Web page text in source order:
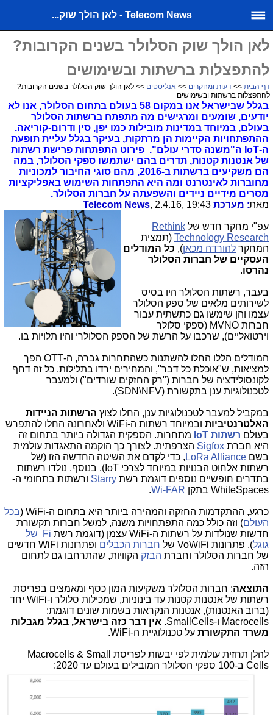
Telecom News - לאן הולך שוק...
לאן הולך שוק הסלולר בשנים הקרובות?
להתפצלות ברשתות ובשימושים
דף הבית >> דעות ומחקרים >> אנליסטים >> לאן הולך שוק הסלולר בשנים הקרובות?
להתפצלות ברשתות ובשימושים
בגלל שבישראל אנו במקום 58 בעולם בתחום הסלולר, אנו לא
יודעים, שומעים ומרגישים מה מתפתח ברשתות הסלולר
בעולם, במיוחד במדינות מובילות כמו יפן, סין ודרום-קוריאה.
ההתפתחויות הקיימות הן מרתקות, בעיקר בגלל עליית תופעת
ה-IoT ה"משנה סדרי עולם". פירוט התפתחות פרישת רשתות
של אנטנות קטנות, תדרים בהם ישתמשו ספקי הסלולר, במה
הם משקיעים ברשתות ב-2016, מהם סוגי החיבור למכוניות
מחוברות לאינטרנט ומה היא התפתחות השימוש באפליקציות
מסרים מידיים ניידים והשפעתה על חברות הסלולר.
מאת: מערכת Telecom News , 2.4.16, 19:43
עפ"י מחקר חדש של Rethink
Technology Research (תמצית
המחקר להורדה מכאן), כל המודלים
העסקיים של חברות הסלולר
נהרסו.
בעבר, רשתות הסלולר היו בסיס
לשירותים מלאים של ספק הסלולר
עצמו והן שימשו גם כתשתית עבור
חברות MVNO (ספקי סלולר
וירטואליים), שרכבו על הרשת של הספק הסלולרי והיו תלויות בו.
המודלים הללו החלו להשתנות כשהתחרות גברה, ה-OTT הפך
למציאות, ש"אוכלת כל דבר", והמחירים ירדו בתלילות. כל זה דחף
לקונסולידציה של חברות ("רק החזקים שורדים") ולמעבר
לטכנולוגיות ענן בתקשורת (SDN\NFV).
במקביל למעבר לטכנולוגיות ענן, החלו לצוץ הרשתות הניידות
האלטרנטיביות
ובמיוחד רשתות ה-WiFi ולאחרונה החלו להתפרש
בעולם רשתות IoT
מתחרות. הספקית הגדולה ביותר בתחום זה
היא חברת Sigfox הצרפתית. לצורך כך הוקמה התאגדות עולמית
בשם LoRa Alliance , כדי לקדם את השיטה החדשה הזו (של
רשתות אלחוט הבנויות במיוחד לצרכי IoT). בנוסף, נולדו רשתות
בתדרים חופשיים נוספים דוגמת רשת Starry ורשתות בתחומי ה-
WhiteSpaces בתקן
Wi-FAR
.
כרגע, ההתקדמות החזקה והמהירה ביותר היא בתחום ה-WiFi (
בכל
העולם) וזה כולל כמה התפתחויות משנה, למשל חברות תקשורת
חדשות שנולדות על רשתות ה-WiFi עצמן (דוגמת רשת
Fi של
גוגל), פתרונות VoWiFi של חברות הכבלים
ופתרונות WiFi חדשים
של חברות הסלולר וחברת הבזק הקוויות, שהתרחבו גם לתחום
הזה.
התוצאה: חברות הסלולר משקיעות המון כסף ומאמצים בפריסת
רשתות של אנטנות קטנות עד בינוניות, שמכילות סלולר ו-WiFi יחד
(ברוב האנטנות), אנטנות הנקראות בשמות שונים דוגמת:
Macrocells ו-SmallCells.
אין דבר כזה בישראל, בגלל מגבלות
משרד התקשורת על טכנולוגיית ה-WiFi.
להלן תחזית עולמית לפי יבשות לפריסת Macrocells & Small
Cells ב-100 ספקי הסלולר המובילים בעולם עד 2020: